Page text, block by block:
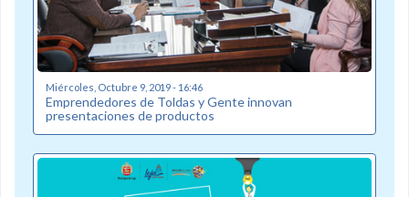
Miércoles, Octubre 9, 2019 - 16:46
Emprendedores de Toldas y Gente innovan
presentaciones de productos